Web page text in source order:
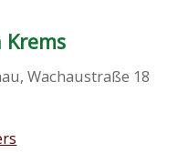
Krems
Wachaustraße 18